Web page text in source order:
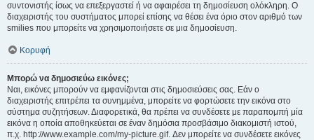
συντονιστής ίσως να επεξεργαστεί ή να αφαιρέσει τη δημοσίευση ολόκληρη. Ο
διαχειριστής του συστήματος μπορεί επίσης να θέσει ένα όριο στον αριθμό των
smilies που μπορείτε να χρησιμοποιήσετε σε μια δημοσίευση.
Κορυφή
Μπορώ να δημοσιεύω εικόνες;
Ναι, εικόνες μπορούν να εμφανίζονται στις δημοσιεύσεις σας. Εάν ο
διαχειριστής επιτρέπει τα συνημμένα, μπορείτε να φορτώσετε την εικόνα στο
σύστημα συζητήσεων. Διαφορετικά, θα πρέπει να συνδέσετε με παραπομπή μία
εικόνα η οποία αποθηκεύεται σε έναν δημόσια προσβάσιμο διακομιστή ιστού,
π.χ. http://www.example.com/my-picture.gif. Δεν μπορείτε να συνδέσετε εικόνες